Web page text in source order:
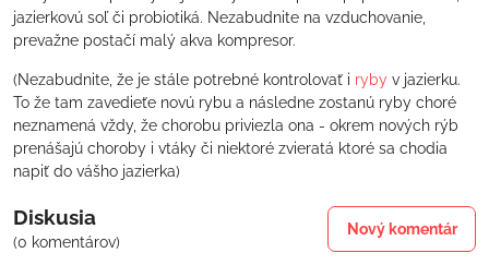
jazierkovú soľ či probiotiká. Nezabudnite na vzduchovanie,
prevažne postačí malý akva kompresor.
(Nezabudnite, že je stále potrebné kontrolovať i ryby v jazierku.
To že tam zavedieťe novú rybu a následne zostanú ryby choré
neznamená vždy, že chorobu priviezla ona - okrem nových rýb
prenášajú choroby i vtáky či niektoré zvieratá ktoré sa chodia
napiť do vášho jazierka)
Diskusia
(0 komentárov)
Nový komentár